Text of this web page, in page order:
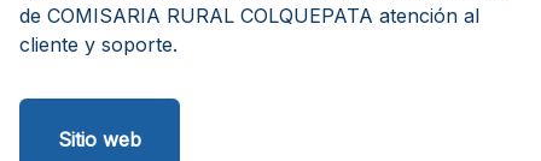
de COMISARIA RURAL COLQUEPATA atención al
cliente y soporte.
Sitio web